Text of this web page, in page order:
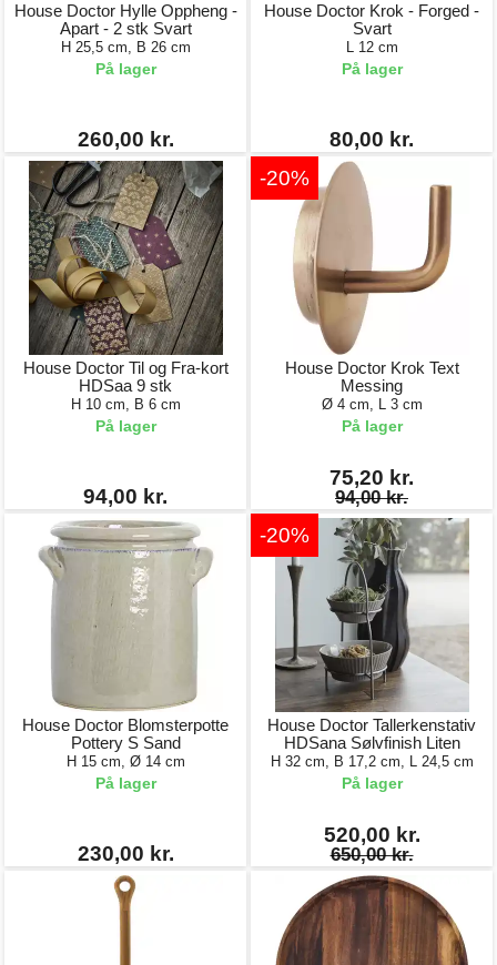
House Doctor Hylle Oppheng -
Apart - 2 stk Svart
H 25,5 cm, B 26 cm
På lager
260,00 kr.
House Doctor Krok - Forged -
Svart
L 12 cm
På lager
80,00 kr.
House Doctor Til og Fra-kort
HDSaa 9 stk
H 10 cm, B 6 cm
På lager
94,00 kr.
-20%
House Doctor Krok Text
Messing
Ø 4 cm, L 3 cm
På lager
75,20 kr.
94,00 kr.
House Doctor Blomsterpotte
Pottery S Sand
H 15 cm, Ø 14 cm
På lager
230,00 kr.
-20%
House Doctor Tallerkenstativ
HDSana Sølvfinish Liten
H 32 cm, B 17,2 cm, L 24,5 cm
På lager
520,00 kr.
650,00 kr.